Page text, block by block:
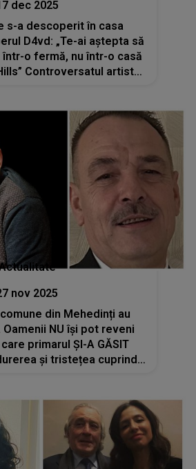
dec 2025
s-a descoperit în casa
D4vd: „Te-ai aștepta să
o fermă, nu într-o casă
Controversatul artist
nov 2025
din Mehedinți au
NU își pot reveni
primarul ȘI-A GĂSIT
și tristețea cuprind